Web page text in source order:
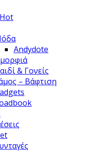
Andydote
& Γονείς
– Βάφτιση